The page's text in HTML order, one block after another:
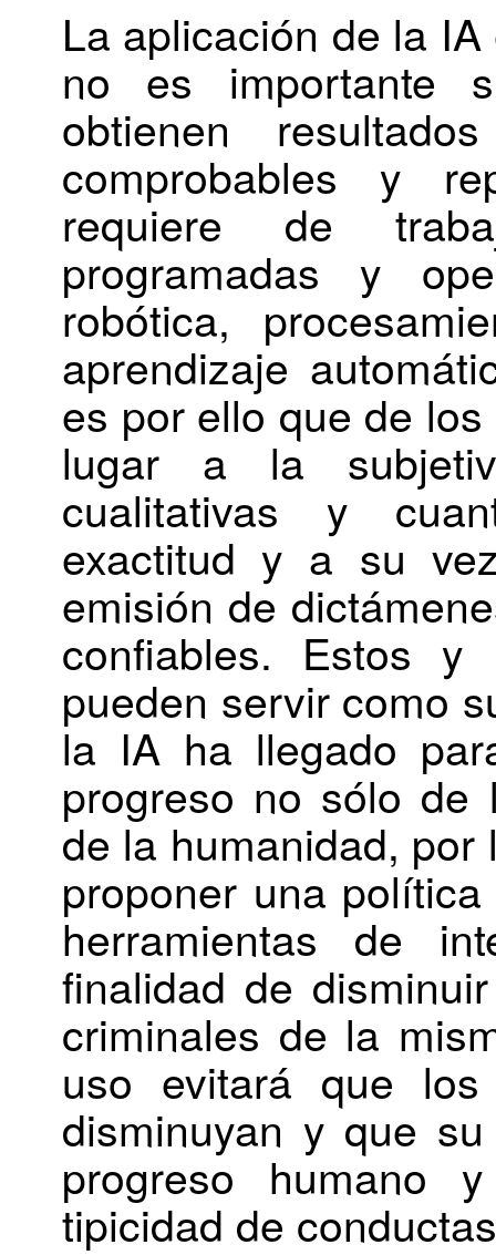
La aplicación de la
no es importante
obtienen
comprobables y
requiere de
programadas y
robótica,
aprendizaje
es por ello que de
lugar a la
cualitativas y
exactitud y a su
emisión de
confiables. Estos y
pueden servir como
la IA ha llegado
progreso no sólo de
de la humanidad,
proponer una
herramientas de
finalidad de
criminales de la
uso evitará que
disminuyan y que
progreso humano
tipicidad de